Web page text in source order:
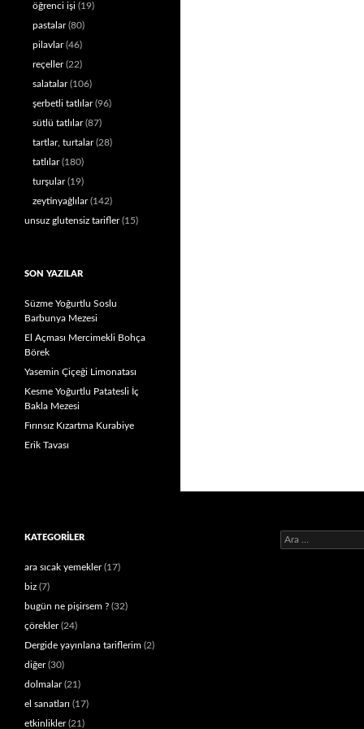
öğrenci işi (19)
pastalar(80)
pilavlar(46)
reçeller(22)
salatalar(106)
şerbetli tatlılar(96)
sütlü tatlılar(87)
tartlar, turtalar(28)
tatlılar(180)
turşular(19)
zeytinyağlılar(142)
unsuz glutensiz tarifler(15)
SON YAZILAR
Süzme Yoğurtlu Soslu
Barbunya Mezesi
El Açması Mercimekli Bohça
Börek
Yasemin Çiçeği Limonatası
Kesme Yoğurtlu Patatesli İç
Bakla Mezesi
Fırınsız Kızartma Kurabiye
Erik Tavası
KATEGORILER
ara sıcak yemekler(17)
biz (7)
bugün ne pişirsem ? (32)
çörekler(24)
Dergide yayınlana tariflerim (2)
diğer(30)
dolmalar(21)
el sanatları (17)
etkinlikler(21)
Arama: